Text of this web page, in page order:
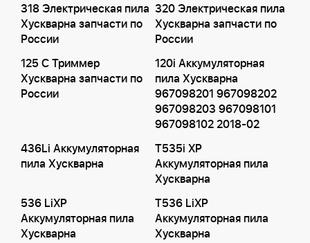
318 Электрическая пила
Хускварна запчасти по
России
320 Электрическая пила
Хускварна запчасти по
России
125 C Триммер
Хускварна запчасти по
России
120i Аккумуляторная
пила Хускварна
967098201 967098202
967098203 967098101
967098102 2018-02
436Li Аккумуляторная
пила Хускварна
T535i XP
Аккумуляторная пила
Хускварна
536 LiXP
Аккумуляторная пила
Хускварна
T536 LiXP
Аккумуляторная пила
Хускварна